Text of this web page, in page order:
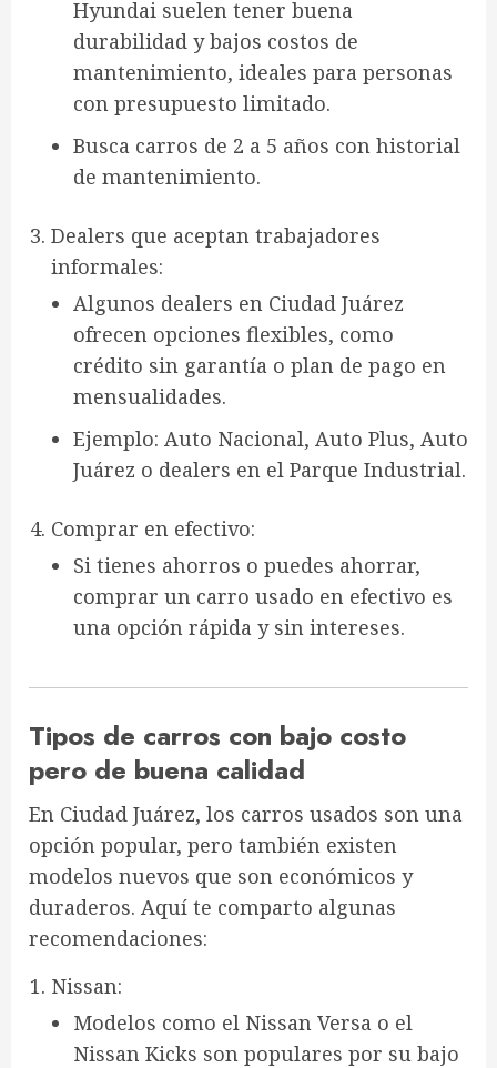
Hyundai suelen tener buena
durabilidad y bajos costos de
mantenimiento, ideales para personas
con presupuesto limitado.
Busca carros de 2 a 5 años con historial
de mantenimiento.
Dealers que aceptan trabajadores
informales:
Algunos dealers en Ciudad Juárez
ofrecen opciones flexibles, como
crédito sin garantía o plan de pago en
mensualidades.
Ejemplo: Auto Nacional, Auto Plus, Auto
Juárez o dealers en el Parque Industrial.
Comprar en efectivo:
Si tienes ahorros o puedes ahorrar,
comprar un carro usado en efectivo es
una opción rápida y sin intereses.
Tipos de carros con bajo costo
pero de buena calidad
En Ciudad Juárez, los carros usados son una
opción popular, pero también existen
modelos nuevos que son económicos y
duraderos. Aquí te comparto algunas
recomendaciones:
Nissan:
Modelos como el Nissan Versa o el
Nissan Kicks son populares por su bajo